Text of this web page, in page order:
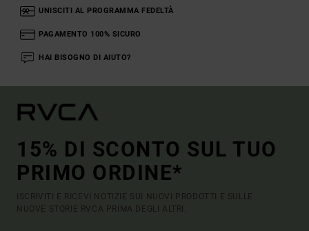
UNISCITI AL PROGRAMMA FEDELTÀ
PAGAMENTO 100% SICURO
HAI BISOGNO DI AIUTO?
15% DI SCONTO SUL TUO
PRIMO ORDINE*
ISCRIVITI E RICEVI NOTIZIE SUI NUOVI PRODOTTI E SULLE
NUOVE STORIE RVCA PRIMA DEGLI ALTRI.